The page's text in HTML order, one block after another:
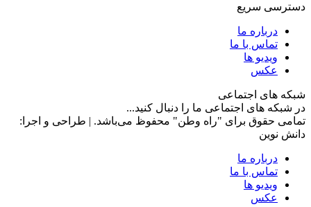
دسترسی سریع
درباره ما
تماس با ما
ویدیو ها
عکس
شبکه های اجتماعی
در شبکه های اجتماعی ما را دنبال کنید...
تمامی حقوق برای "راه وطن" محفوظ می‌باشد. | طراحی و اجرا:
دانش نوین
درباره ما
تماس با ما
ویدیو ها
عکس